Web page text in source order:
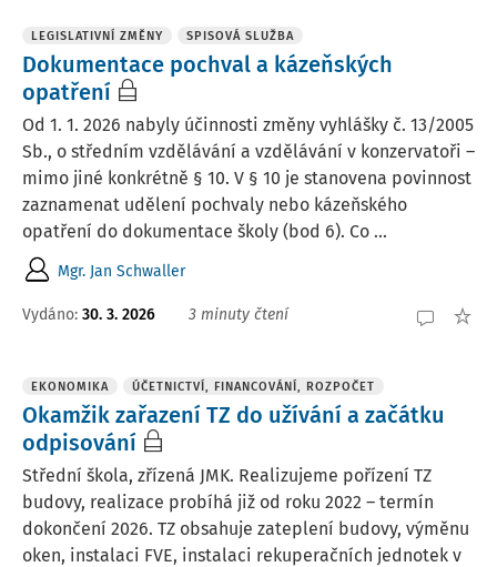
LEGISLATIVNÍ ZMĚNY SPISOVÁ SLUŽBA
Dokumentace pochval a kázeňských
opatření
Od 1. 1. 2026 nabyly účinnosti změny vyhlášky č. 13/2005
Sb., o středním vzdělávání a vzdělávání v konzervatoři –
mimo jiné konkrétně § 10. V § 10 je stanovena povinnost
zaznamenat udělení pochvaly nebo kázeňského
opatření do dokumentace školy (bod 6). Co ...
Mgr. Jan Schwaller
Vydáno: 30. 3. 2026 3 minuty čtení
EKONOMIKA ÚČETNICTVÍ, FINANCOVÁNÍ, ROZPOČET
Okamžik zařazení TZ do užívání a začátku
odpisování
Střední škola, zřízená JMK. Realizujeme pořízení TZ
budovy, realizace probíhá již od roku 2022 – termín
dokončení 2026. TZ obsahuje zateplení budovy, výměnu
oken, instalaci FVE, instalaci rekuperačních jednotek v